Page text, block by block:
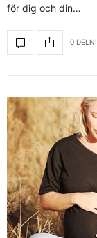
för dig och din…
0